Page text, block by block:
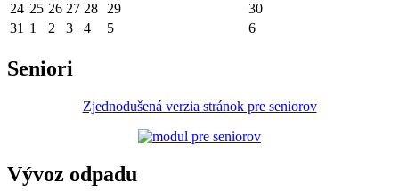
24 25 26 27 28 29
30
31 1 2 3 4 5 6
Seniori
Zjednodušená verzia stránok pre seniorov
Vývoz odpadu